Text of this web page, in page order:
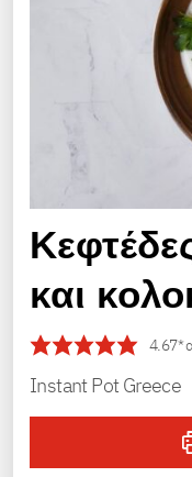
και
4.67*
Instant Pot Greece